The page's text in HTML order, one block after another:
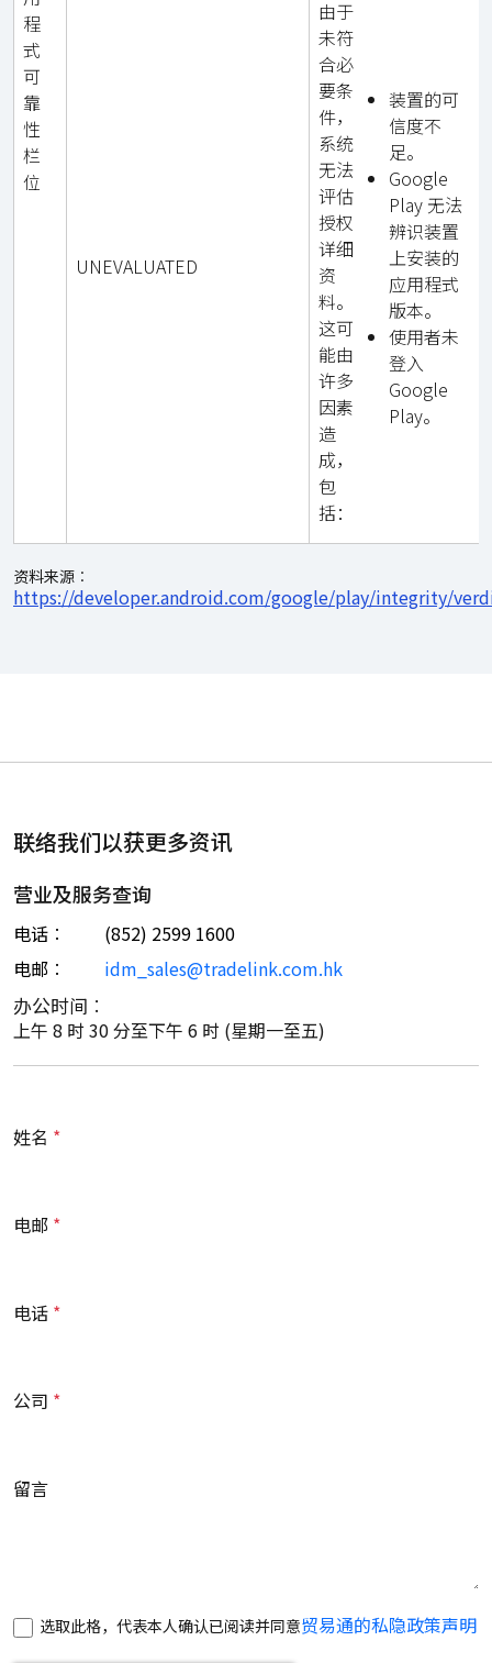
程
式
可
靠
性
栏
位
UNEVALUATED
由于
未符
合必
要条
件，
系统
无法
评估
授权
详细
资
料。
这可
能由
许多
因素
造
成，
包
括：
装置的可
信度不
足。
Google
Play 无法
辨识装置
上安装的
应用程式
版本。
使用者未
登入
Google
Play。
资料来源︰
https://developer.android.com/google/play/integrity/
联络我们以获更多资讯
营业及服务查询
电话︰
(852) 2599 1600
电邮︰
idm_sales@tradelink.com.hk
办公时间︰
上午 8 时 30 分至下午 6 时 (星期一至五)
姓名
电邮
电话
公司
留言
选取此格，代表本人确认已阅读并同意贸易通的私隐政策声明